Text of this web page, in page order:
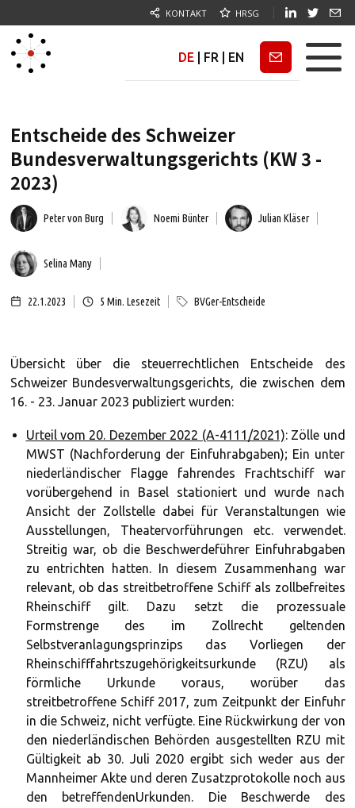
KONTAKT HRSG
DE FR EN Newsletter
Entscheide des Schweizer
Bundesverwaltungsgerichts (KW 3 -
2023)
Peter von Burg Noemi Bünter Julian Kläser
Selina Many
22.1.2023 5 Min. Lesezeit BVGer-Entscheide
Übersicht über die steuerrechtlichen Entscheide des
Schweizer Bundesverwaltungsgerichts, die zwischen dem
16. - 23. Januar 2023 publiziert wurden:
Urteil vom 20. Dezember 2022 (A-4111/2021): Zölle und
MWST (Nachforderung der Einfuhrabgaben); Ein unter
niederländischer Flagge fahrendes Frachtschiff war
vorübergehend in Basel stationiert und wurde nach
Ansicht der Zollstelle dabei für Veranstaltungen wie
Ausstellungen, Theatervorführungen etc. verwendet.
Streitig war, ob die Beschwerdeführer Einfuhrabgaben
zu entrichten hatten. In diesem Zusammenhang war
relevant, ob das streitbetroffene Schiff als zollbefreites
Rheinschiff gilt. Dazu setzt die prozessuale
Formstrenge des im Zollrecht geltenden
Selbstveranlagungsprinzips das Vorliegen der
Rheinschifffahrtszugehörigkeitsurkunde (RZU) als
förmliche Urkunde voraus, worüber das
streitbetroffene Schiff 2017, zum Zeitpunkt der Einfuhr
in die Schweiz, nicht verfügte. Eine Rückwirkung der von
den niederländischen Behörden ausgestellten RZU mit
Gültigkeit ab 30. Juli 2020 ergibt sich weder aus der
Mannheimer Akte und deren Zusatzprotokolle noch aus
den betreffendenUrkunden. Die Beschwerde des